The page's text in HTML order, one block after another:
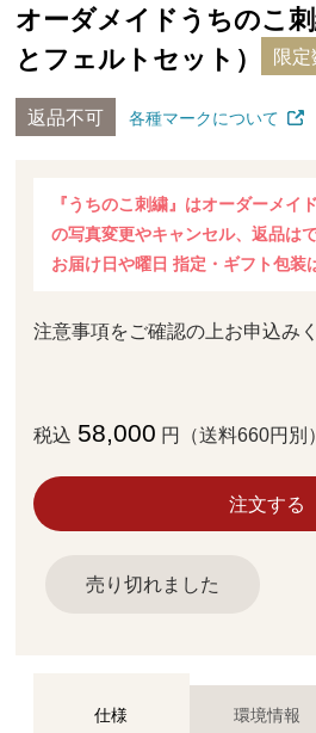
オーダメイドうちのこ
とフェルトセット）
限定
返品不可 各種マークについて
『うちのこ刺繍』はオーダーメイ
の写真変更やキャンセル、返品は
お届け日や曜日 指定・ギフト包装
注意事項をご確認の上お申込み
税込 58,000 円（送料660円別）
注文する
売り切れました
仕様 環境情報